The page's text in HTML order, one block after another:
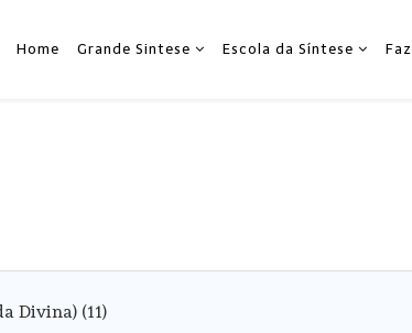
Home Grande Sintese Escola da Síntese
Divina) (11)